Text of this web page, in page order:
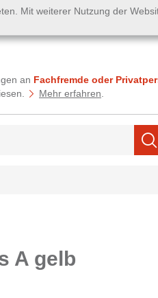
Mit weiterer Nutzung der
an Fachfremde oder
Mehr erfahren
A gelb